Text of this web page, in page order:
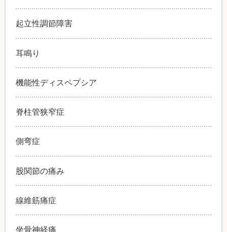
起立性調節障害
耳鳴り
機能性ディスペプシア
脊柱管狭窄症
側弯症
股関節の痛み
線維筋痛症
坐骨神経痛